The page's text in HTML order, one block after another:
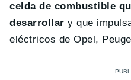
celda de combustible
desarrollar y que
eléctricos de Opel,